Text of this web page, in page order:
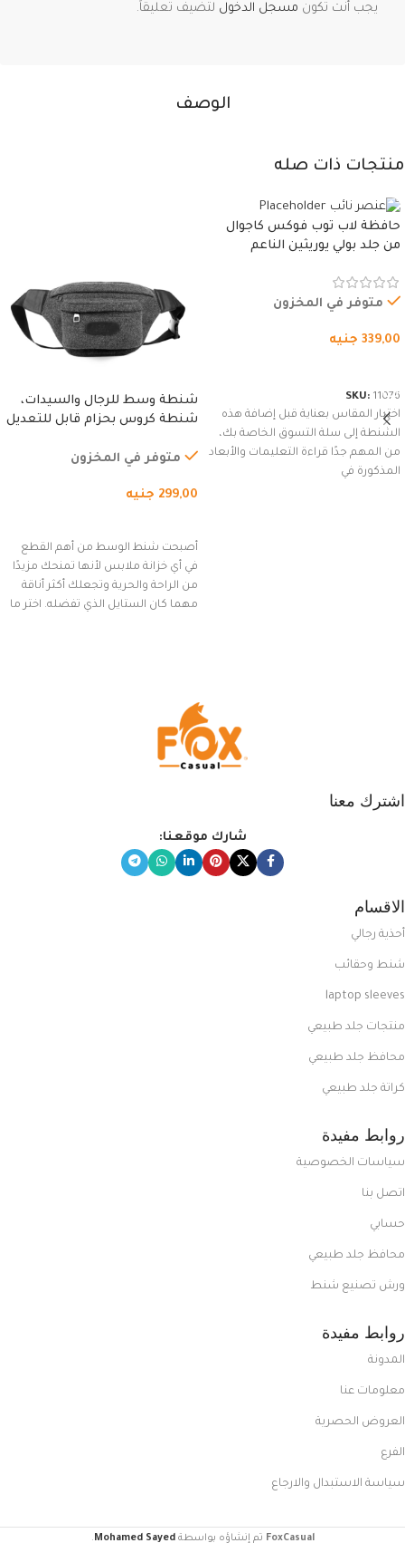
الوصف
يجب أنت تكون مسجل الدخول لتضيف تعليقاً.
منتجات ذات صله
حافظة لاب توب فوكس كاجوال
من جلد بولي يوريثين الناعم
وسوستة.
متوفر في المخزون
339,00 جنيه
SKU: 11076
اختيار المقاس بعناية قبل إضافة هذه
الشنطة إلى سلة التسوق الخاصة بك،
من المهم جدًا قراءة التعليمات والأبعاد
المذكورة في
شنطة وسط للرجال والسيدات،
شنطة كروس بحزام قابل للتعديل
السفر، الجري العادي، المشي
(رمادي)
متوفر في المخزون
299,00 جنيه
أصبحت شنط الوسط من أهم القطع
في أي خزانة ملابس لأنها تمنحك مزيدًا
من الراحة والحرية وتجعلك أكثر أناقة
مهما كان الستايل الذي تفضله. اختر ما
اشترك معنا
شارك موقعنا:
الاقسام
أحذية رجالي
شنط وحقائب
laptop sleeves
منتجات جلد طبيعي
محافظ جلد طبيعي
كراتة جلد طبيعي
روابط مفيدة
سياسات الخصوصية
اتصل بنا
حسابي
محافظ جلد طبيعي
ورش تصنيع شنط
روابط مفيدة
المدونة
معلومات عنا
العروض الحصرية
الفرع
سياسة الاستبدال والارجاع
FoxCasual تم إنشاؤه بواسطةMohamed Sayed
.